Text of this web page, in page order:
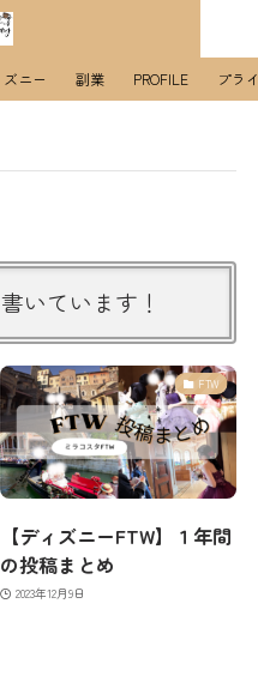
ニー 副業 PROFILE プラ
いています！
FTW
【ディズニーFTW】１年間
の投稿まとめ
2023年12月9日